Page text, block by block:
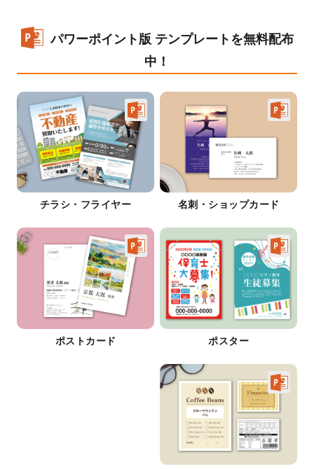
パワーポイント版 テンプレートを無料配布
中！
チラシ・フライヤー 名刺・ショップカード
ポストカード ポスター